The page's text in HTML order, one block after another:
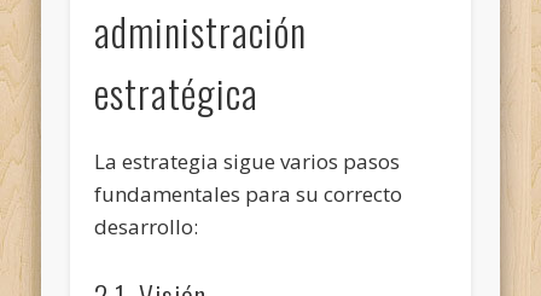
administración
estratégica
La estrategia sigue varios pasos
fundamentales para su correcto
desarrollo: